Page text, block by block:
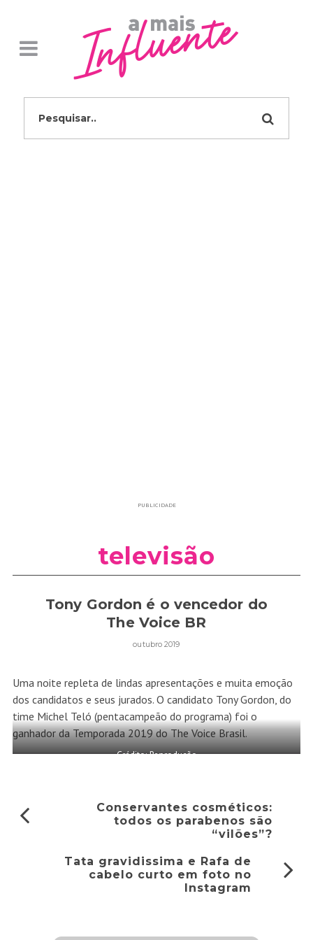
PUBLICIDADE
televisão
Tony Gordon é o vencedor do
The Voice BR
outubro 2019
Uma noite repleta de lindas apresentações e muita emoção
dos candidatos e seus jurados. O candidato Tony Gordon, do
time Michel Teló (pentacampeão do programa) foi o
ganhador da Temporada 2019 do The Voice Brasil.
Crédito: Reprodução
Conservantes cosméticos:
todos os parabenos são
“vilões”?
Tata gravidissima e Rafa de
cabelo curto em foto no
Instagram